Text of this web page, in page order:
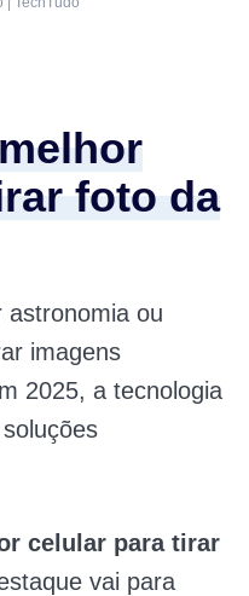
foto da
astronomia ou
imagens
2025, a tecnologia
celular para tirar
vai para